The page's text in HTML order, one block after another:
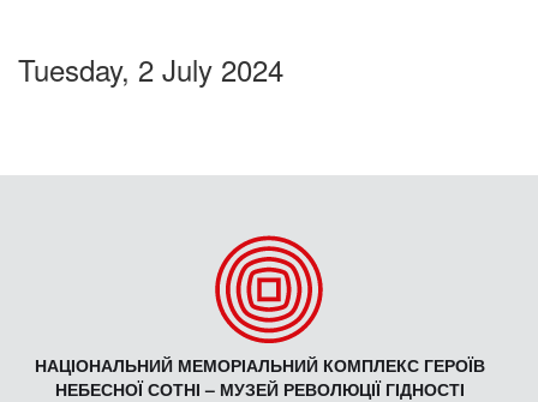
Tuesday, 2 July 2024
НАЦІОНАЛЬНИЙ МЕМОРІАЛЬНИЙ КОМПЛЕКС ГЕРОЇВ
НЕБЕСНОЇ СОТНІ – МУЗЕЙ РЕВОЛЮЦІЇ ГІДНОСТІ